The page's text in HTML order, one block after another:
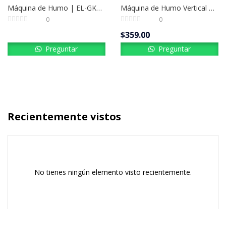
Máquina de Humo | EL-GK004B
0
Preguntar
Máquina de Humo Vertical Best Vision 1500W 24 LED RGB | Modelo 1500 LQ-24 | Control DMX
0
$359.00
Preguntar
Recientemente vistos
No tienes ningún elemento visto recientemente.